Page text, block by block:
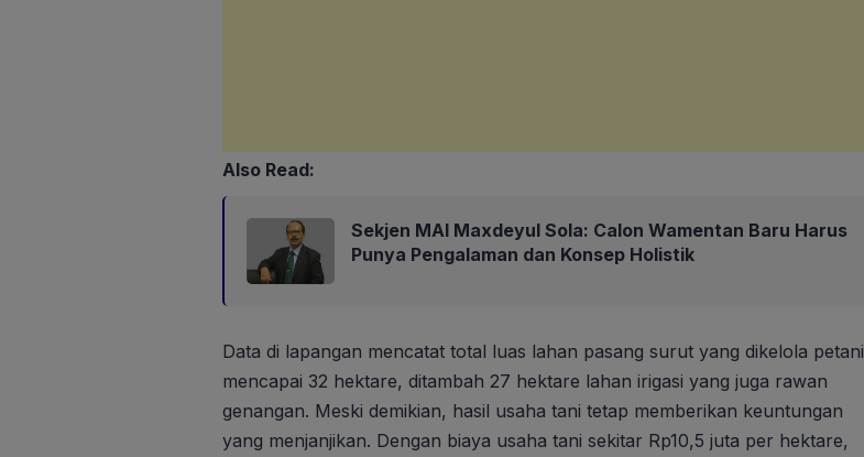
Also Read:
Sekjen MAI Maxdeyul Sola: Calon Wamentan Baru Harus
Punya Pengalaman dan Konsep Holistik
Data di lapangan mencatat total luas lahan pasang surut yang dikelola petani
mencapai 32 hektare, ditambah 27 hektare lahan irigasi yang juga rawan
genangan. Meski demikian, hasil usaha tani tetap memberikan keuntungan
yang menjanjikan. Dengan biaya usaha tani sekitar Rp10,5 juta per hektare,